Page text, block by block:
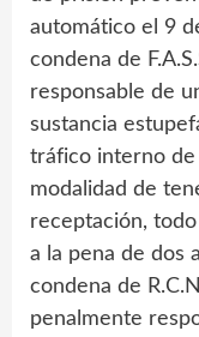
automático el 9
condena de
responsable de
sustancia
tráfico interno de
modalidad de
receptación,
a la pena de dos
condena de
penalmente